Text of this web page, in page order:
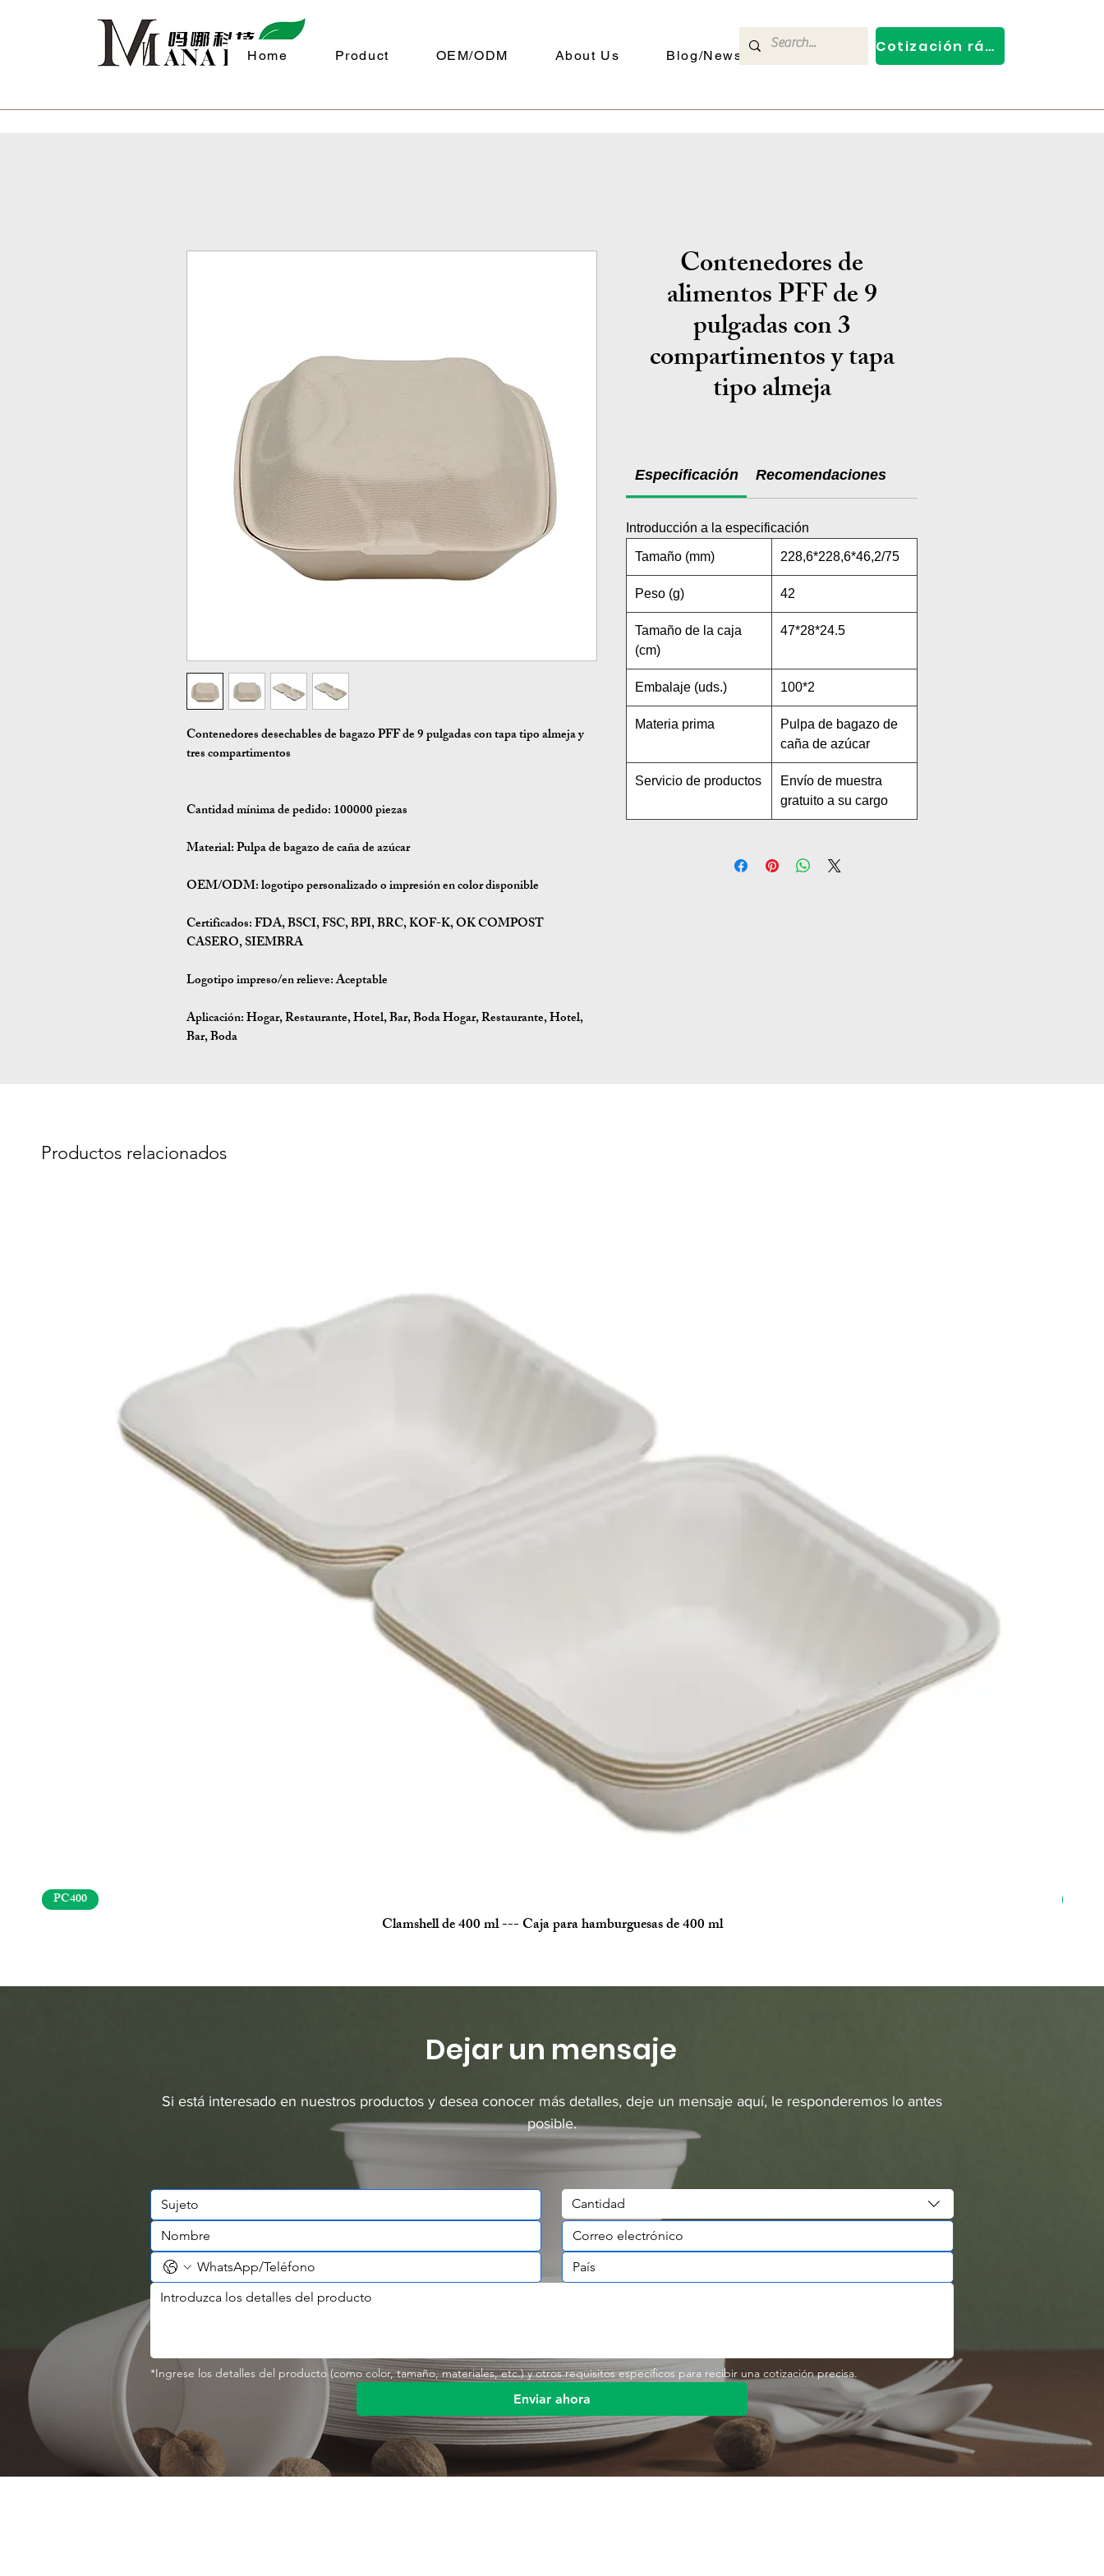
Home Product OEM/ODM About Us Blog/News Cotización rápida
Contenedores desechables de bagazo PFF de 9 pulgadas con tapa tipo almeja y
tres compartimentos
Cantidad mínima de pedido:100000 piezas
Material:Pulpa de bagazo de caña de azúcar
OEM/ODM:logotipo personalizado o impresión en color disponible
Certificados:FDA, BSCI, FSC, BPI, BRC, KOF-K, OK COMPOST
CASERO, SIEMBRA
Logotipo impreso/en relieve: Aceptable
Aplicación:Hogar, Restaurante, Hotel, Bar, Boda Hogar, Restaurante, Hotel,
Bar, Boda
Contenedores de
alimentos PFF de 9
pulgadas con 3
compartimentos y tapa
tipo almeja
Especificación Recomendaciones
Introducción a la especificación
Tamaño (mm) 228,6*228,6*46,2/75
Peso (g) 42
Tamaño de la caja
(cm)
47*28*24.5
Embalaje (uds.) 100*2
Materia prima
Pulpa de bagazo de
caña de azúcar
Servicio de productos
Envío de muestra
gratuito a su cargo
Productos relacionados
PC400
Clamshell de 400 ml --- Caja para hamburguesas de 400 ml
Dejar un mensaje
Si está interesado en nuestros productos y desea conocer más detalles, deje un mensaje aquí, le responderemos lo antes
posible.
Cantidad
*Ingrese los detalles del producto (como color, tamaño, materiales, etc.) y otros requisitos específicos para recibir una cotización precisa.
Enviar ahora